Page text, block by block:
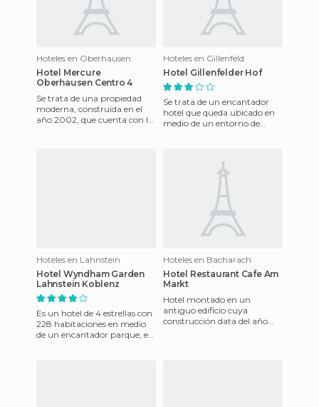
Hoteles en Oberhausen
Hotel Mercure
Oberhausen Centro 4
Se trata de una propiedad
moderna, construida en el
año 2002, que cuenta con la
Hoteles en Gillenfeld
Hotel Gillenfelder Hof
Se trata de un encantador
hotel que queda ubicado en
medio de un entorno de
Hoteles en Lahnstein
Hotel Wyndham Garden
Lahnstein Koblenz
Es un hotel de 4 estrellas con
228 habitaciones en medio
de un encantador parque, en
Hoteles en Bacharach
Hotel Restaurant Cafe Am
Markt
Hotel montado en un
antiguo edificio cuya
construcción data del año